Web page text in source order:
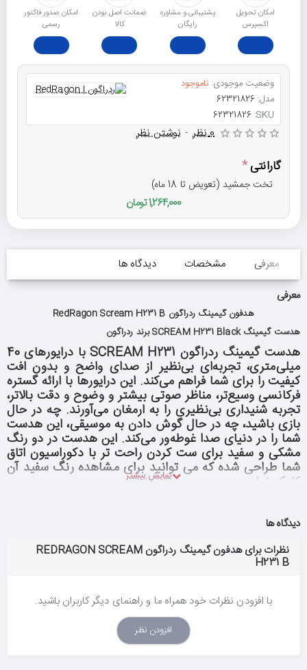
امکان تحویل
اکسپرس
پشتیبانی و مشاوره
رایگان
ﺿﻤﺎﻧﺖ اﺻﻞ ﺑﻮدن
ﮐﺎﻟﺎ
امکان صدور فاکتور
رسمی
وضعیت موجودی: ناموجود
مدل: 62321826
SKU:
62321826
0 نظر - نوشتن نظر
گارانتی
تخت جمشید (تعویض تا 18 ماه)
1,264,000 تومان
معرفی مشخصات
دیدگاه ها
معرفی
هدفون گیمینگ ردراگون RedRagon Scream H231 B
هدست گیمینگSCREAM H231 Blackبرند ردراگون
هدست گیمینگ ردراگون SCREAM H231 با درایورهای 40
میلی‌متری، تجربه‌ای بی‌نظیر از صدای واضح و بدون افت
کیفیت را برای شما فراهم می‌کند. این درایورها با ارائه گستره
فرکانسی وسیع‌تر، مناظر صوتی بیشتر و وضوح و دقت بالاتر،
تجربه شنیداری بی‌نظیری را به ارمغان می‌آورند. چه در حال
بازی باشید، چه در حال گوش دادن به موسیقی، این هدست
شما را در دنیای صدا غوطه‌ور می‌کند. این هدست در دو رنگ
مشکی و سفید برای ست کردن راحت تر با دکوراسیون اتاق
شما طراحی شده که می توانید برای مشاهده رنگ سفید آن
کلیک نمایید
هدست
هدبند قابل تنظیم، راحتی بالایی را برای کاربران فراهم می‌کند
پدهای گوش نرم و راحت این هدست به شما امکان می‌دهند
که ساعت‌ها بدون احساس خستگی از آن استفاده کنید.
صورت دقیق بر روی سر خود قرار دهید و از تجربه‌ای راحت و
لذت‌بخش بهره‌مند شوید.
میکروفون قابل تنظیم و حذف نویز
دیدگاه ها
نظرات برای هدفون گیمینگ ردراگون REDRAGON SCREAM
H231 B
با افزودن نظرات خود همراه ما و راهنمای دیگر کاربران باشید.
افزودن نظر